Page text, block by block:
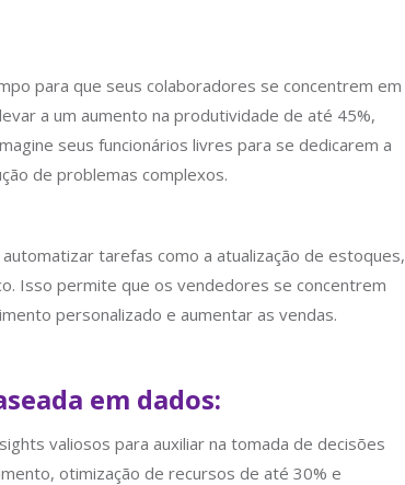
para que seus colaboradores se concentrem em
a um aumento na produtividade de até 45%,
seus funcionários livres para se dedicarem a
de problemas complexos.
tarefas como a atualização de estoques,
Isso permite que os vendedores se concentrem
personalizado e aumentar as vendas.
em dados:
valiosos para auxiliar na tomada de decisões
otimização de recursos de até 30% e